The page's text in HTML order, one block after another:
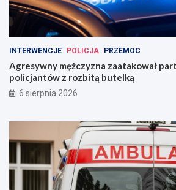
INTERWENCJE POLICJA PRZEMOC
Agresywny mężczyzna zaatakował
policjantów z rozbitą butelką
6 sierpnia 2026